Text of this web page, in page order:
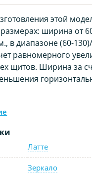
этой
ширина от
в диапазоне (60-
равномерного
щитов. Ширина за
Латте
Зеркало